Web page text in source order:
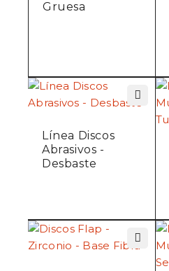
Gruesa
Línea Discos
Abrasivos -
Desbaste